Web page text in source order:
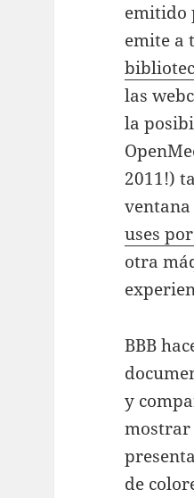
emitido
emite a
las
la
2011!)
uses
otra
BBB
y
mostrar
de